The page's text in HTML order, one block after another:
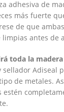
adhesiva de
más fuerte
de que
antes de
toda la
sellador Adiseal
de metales.
estén